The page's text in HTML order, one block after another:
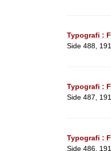
Typografi :
Side 488,
Typografi :
Side 487,
Typografi :
Side 486,